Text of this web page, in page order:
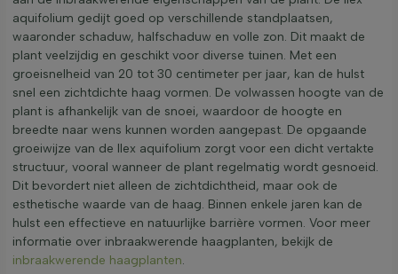
aquifolium gedijt goed op verschillende standplaatsen,
waaronder schaduw, halfschaduw en volle zon. Dit maakt de
plant veelzijdig en geschikt voor diverse tuinen. Met een
groeisnelheid van 20 tot 30 centimeter per jaar, kan de hulst
snel een zichtdichte haag vormen. De volwassen hoogte van de
plant is afhankelijk van de snoei, waardoor de hoogte en
breedte naar wens kunnen worden aangepast. De opgaande
groeiwijze van de Ilex aquifolium zorgt voor een dicht vertakte
structuur, vooral wanneer de plant regelmatig wordt gesnoeid.
Dit bevordert niet alleen de zichtdichtheid, maar ook de
esthetische waarde van de haag. Binnen enkele jaren kan de
hulst een effectieve en natuurlijke barrière vormen. Voor meer
informatie over inbraakwerende haagplanten, bekijk de
inbraakwerende haagplanten.